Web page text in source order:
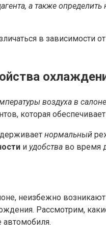
а также
в
воздуха в салоне
которая
нормальный
и удобства во время
неизбежно
Рассмотрим,